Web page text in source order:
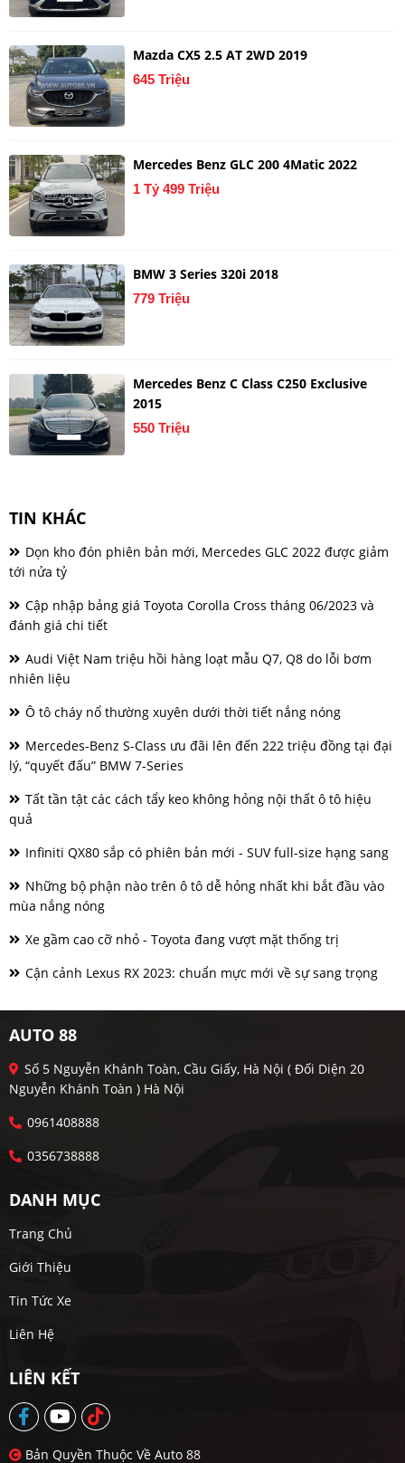
Mazda CX5 2.5 AT 2WD 2019
645 Triệu
Mercedes Benz GLC 200 4Matic 2022
1 Tỷ 499 Triệu
BMW 3 Series 320i 2018
779 Triệu
Mercedes Benz C Class C250 Exclusive
2015
550 Triệu
TIN KHÁC
Dọn kho đón phiên bản mới, Mercedes GLC 2022 được giảm
tới nửa tỷ
Cập nhập bảng giá Toyota Corolla Cross tháng 06/2023 và
đánh giá chi tiết
Audi Việt Nam triệu hồi hàng loạt mẫu Q7, Q8 do lỗi bơm
nhiên liệu
Ô tô cháy nổ thường xuyên dưới thời tiết nắng nóng
Mercedes-Benz S-Class ưu đãi lên đến 222 triệu đồng tại đại
lý, “quyết đấu” BMW 7-Series
Tất tần tật các cách tẩy keo không hỏng nội thất ô tô hiệu
quả
Infiniti QX80 sắp có phiên bản mới - SUV full-size hạng sang
Những bộ phận nào trên ô tô dễ hỏng nhất khi bắt đầu vào
mùa nắng nóng
Xe gầm cao cỡ nhỏ - Toyota đang vượt mặt thống trị
Cận cảnh Lexus RX 2023: chuẩn mực mới về sự sang trọng
AUTO 88
Số 5 Nguyễn Khánh Toàn, Cầu Giấy, Hà Nội ( Đối Diện 20
Nguyễn Khánh Toàn ) Hà Nội
0961408888
0356738888
DANH MỤC
Trang Chủ
Giới Thiệu
Tin Tức Xe
Liên Hệ
LIÊN KẾT
Bản Quyền Thuộc Về Auto 88